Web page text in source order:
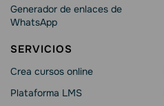
Generador de enlaces de
WhatsApp
SERVICIOS
Crea cursos online
Plataforma LMS